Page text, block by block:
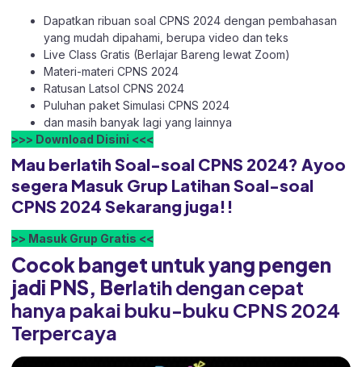
Dapatkan ribuan soal CPNS 2024 dengan pembahasan
yang mudah dipahami, berupa video dan teks
Live Class Gratis (Berlajar Bareng lewat Zoom)
Materi-materi CPNS 2024
Ratusan Latsol CPNS 2024
Puluhan paket Simulasi CPNS 2024
dan masih banyak lagi yang lainnya
>>> Download Disini <<<
Mau berlatih Soal-soal CPNS 2024? Ayoo
segera Masuk Grup Latihan Soal-soal
CPNS 2024 Sekarang juga!!
>> Masuk Grup Gratis <<
Cocok banget untuk yang pengen
jadi PNS, Berlatih dengan cepat
hanya pakai buku-buku CPNS 2024
Terpercaya